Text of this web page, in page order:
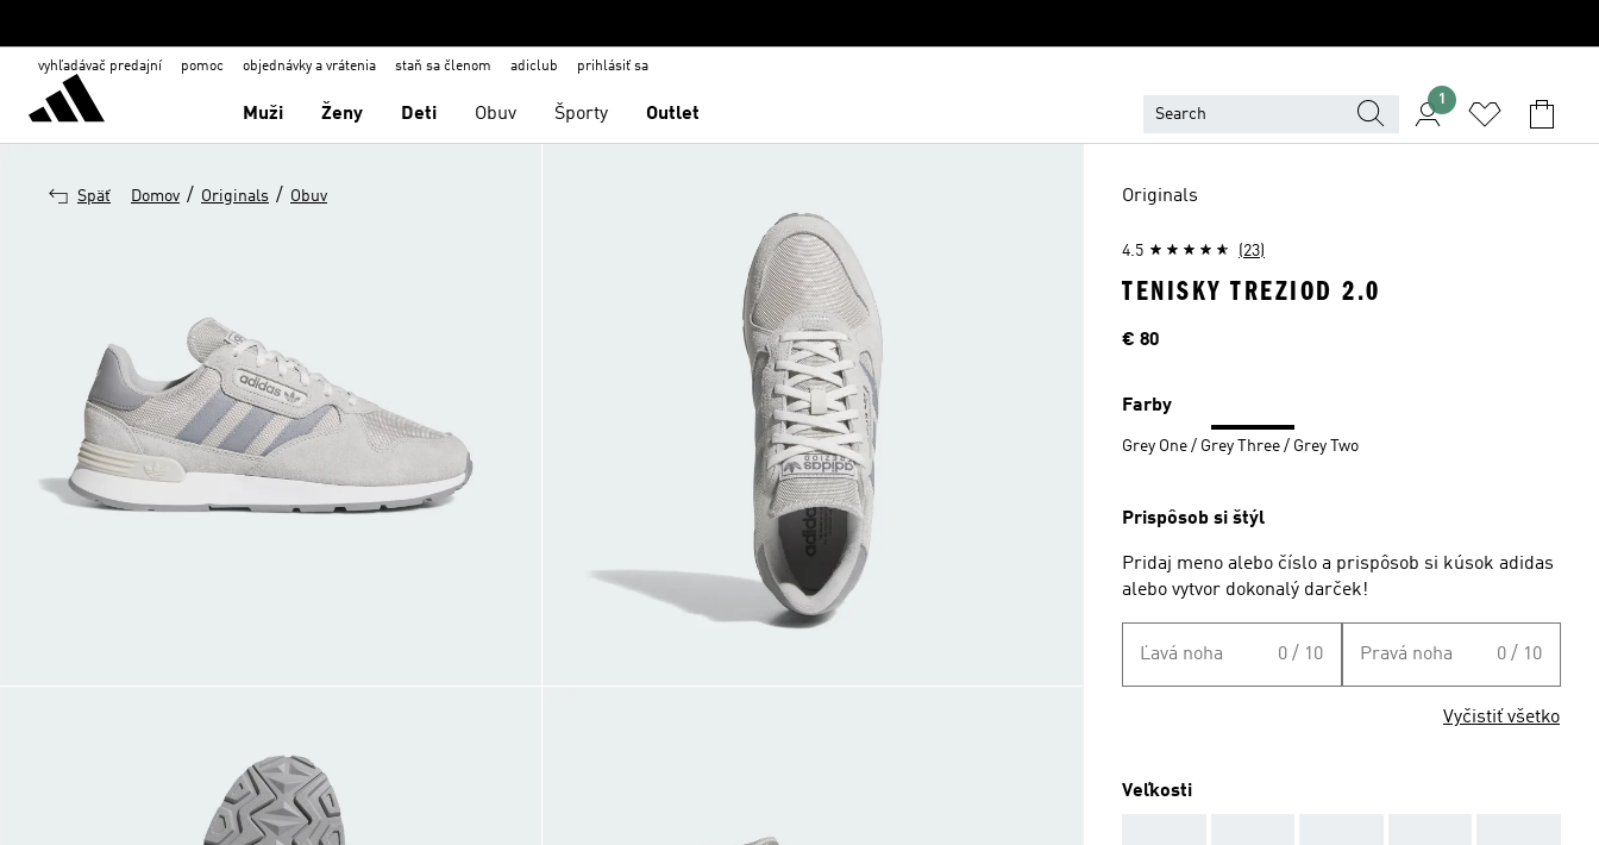
vyhľadávač predajní pomoc objednávky a vrátenia staň sa členom adiclub prihlásiť sa
Muži Ženy Deti Obuv Športy Outlet
1
Späť Domov / Originals / Obuv Originals
4.5 (23)
TENISKY TREZIOD 2.0
Cena
€ 80
Farby
Grey One / Grey Three / Grey Two
Prispôsob si štýl
Pridaj meno alebo číslo a prispôsob si kúsok adidas
alebo vytvor dokonalý darček!
Ľavá noha 0 / 10 Pravá noha 0 / 10
Vyčistiť všetko
Veľkosti